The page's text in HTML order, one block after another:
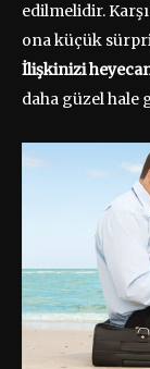
edilmelidir.
ona küçük
İlişkinizi
daha güzel hale